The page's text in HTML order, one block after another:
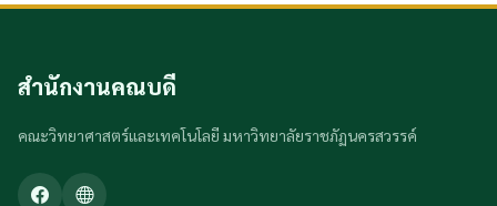
สำนักงานคณบดี
คณะวิทยาศาสตร์และเทคโนโลยี มหาวิทยาลัยราชภัฏนครสวรรค์